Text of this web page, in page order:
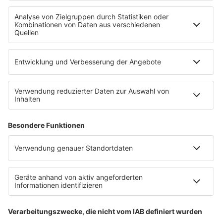
Fahrradparkhaus
Die Uniklinik Tübingen hat ein neues Fahrradparkhaus
eröffnet. Direkt an der Medizinischen Klinik bietet es
E-Bikes über eine Photovoltaikanlage auf dem …
Impressum
Datenschutzerklärung